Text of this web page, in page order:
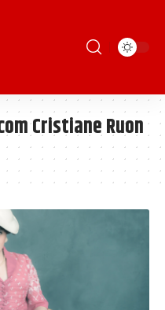
Cristiane Ruon